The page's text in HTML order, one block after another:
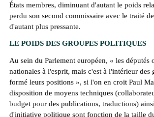
États membres, diminuant d'autant le poids
perdu son second commissaire avec le traité
d'autant plus pressante.
LE POIDS DES GROUPES POLITIQUES
Au sein du Parlement européen, « les
nationales à l'esprit, mais c'est à l'intérieur des
formé leurs positions », si l'on en croit Paul
disposition de moyens techniques
budget pour des publications, traductions)
d'initiative politique sont fonction de la taille